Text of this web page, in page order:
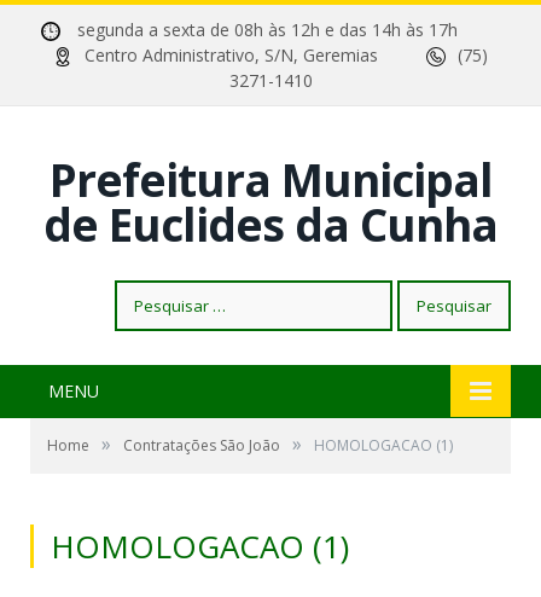
segunda a sexta de 08h às 12h e das 14h às 17h
Centro Administrativo, S/N, Geremias
(75)
3271-1410
Prefeitura Municipal
de Euclides da Cunha
por:
MENU
Home » Contratações São João » HOMOLOGACAO (1)
HOMOLOGACAO (1)